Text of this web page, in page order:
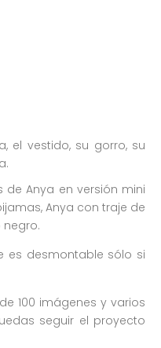
el vestido, su gorro, su
de Anya en versión mini
Anya con traje de
negro.
es desmontable sólo si
100 imágenes y varios
seguir el proyecto